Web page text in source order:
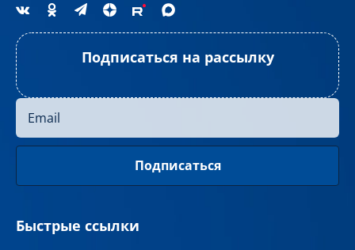
Подписаться на рассылку
Быстрые ссылки